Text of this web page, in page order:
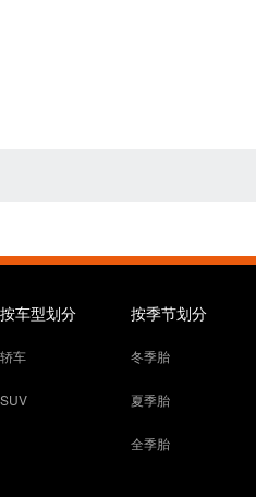
按车型划分
轿车
SUV
按季节划分
冬季胎
夏季胎
全季胎